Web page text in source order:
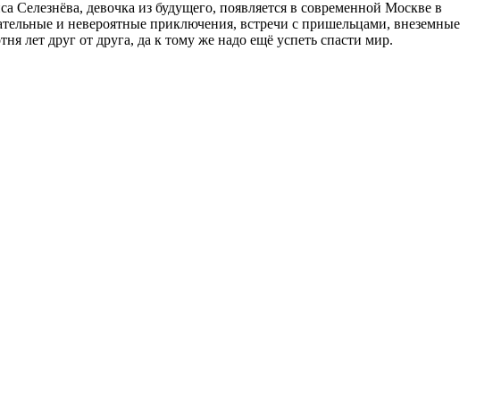
Селезнёва, девочка из будущего, появляется в современной Москве в
и невероятные приключения, встречи с пришельцами, внеземные
лет друг от друга, да к тому же надо ещё успеть спасти мир.